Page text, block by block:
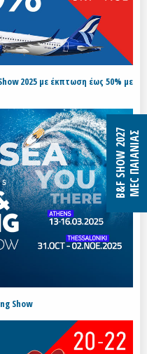
2025 με έκπτωση έως 50% με
Show
B&F SHOW 2027MEC ΠΑΙΑΝΙΑΣ